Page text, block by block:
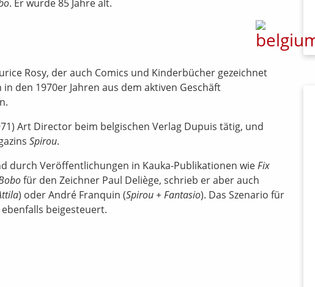
. Er wurde 85 Jahre alt.
Rosy, der auch Comics und Kinderbücher gezeichnet
den 1970er Jahren aus dem aktiven Geschäft
Art Director beim belgischen Verlag Dupuis tätig, und
Spirou.
durch Veröffentlichungen in Kauka-Publikationen wieFix
für den Zeichner Paul Deliège, schrieb er aber auch
) oder André Franquin (Spirou + Fantasio). Das Szenario für
beigesteuert.